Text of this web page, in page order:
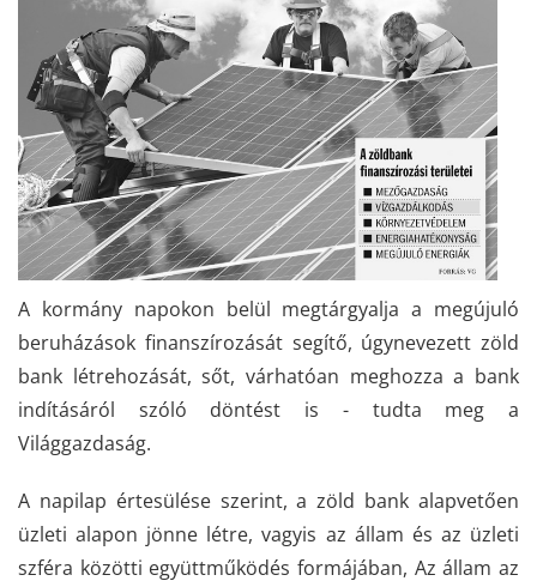
A kormány napokon belül megtárgyalja a megújuló
beruházások finanszírozását segítő, úgynevezett zöld
bank létrehozását, sőt, várhatóan meghozza a bank
indításáról szóló döntést is - tudta meg a
Világgazdaság.
A napilap értesülése szerint, a zöld bank alapvetően
üzleti alapon jönne létre, vagyis az állam és az üzleti
szféra közötti együttműködés formájában, Az állam az